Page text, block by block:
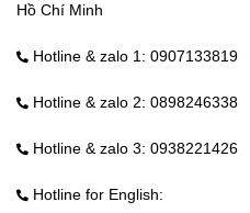
Hồ Chí Minh
Hotline & zalo 1: 0907133819
Hotline & zalo 2: 0898246338
Hotline & zalo 3: 0938221426
Hotline for English: